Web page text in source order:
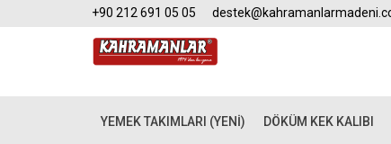
+90 212 691 05 05
YEMEK TAKIMLARI (YENİ) DÖKÜM KEK KALIBI